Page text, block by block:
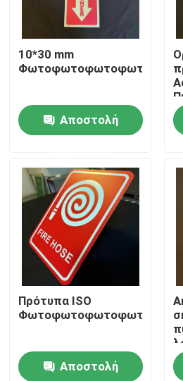
Αρχική Σελίδα
Προϊόντα
Σχετικά με εμάς
Γύρος εργοστασίων
Ποιοτικός έλεγχος
Ζητήστε ένα απόσπασμα
10*30 mm
Αποστολή
Πρότυπα ISO
Αποστολή